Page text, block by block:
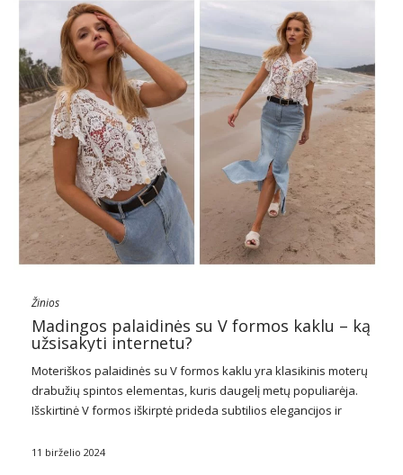
Žinios
Madingos palaidinės su V formos kaklu – ką
užsisakyti internetu?
Moteriškos palaidinės su V formos kaklu yra klasikinis moterų
drabužių spintos elementas, kuris daugelį metų populiarėja.
Išskirtinė V formos iškirptė prideda subtilios elegancijos ir
progoms. Šios
11 birželio 2024